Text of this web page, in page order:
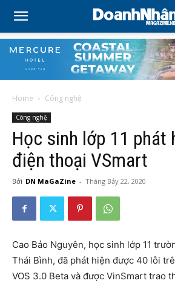
Home Công nghệ
Công nghệ
Học sinh lớp 11 phát
điện thoại VSmart
Bởi DN MaGaZine - Tháng Bảy 22, 2020
Cao Bảo Nguyên, học sinh lớp 11
Thái Bình, đã phát hiện được 40 lỗi
VOS 3.0 Beta và được VinSmart trao